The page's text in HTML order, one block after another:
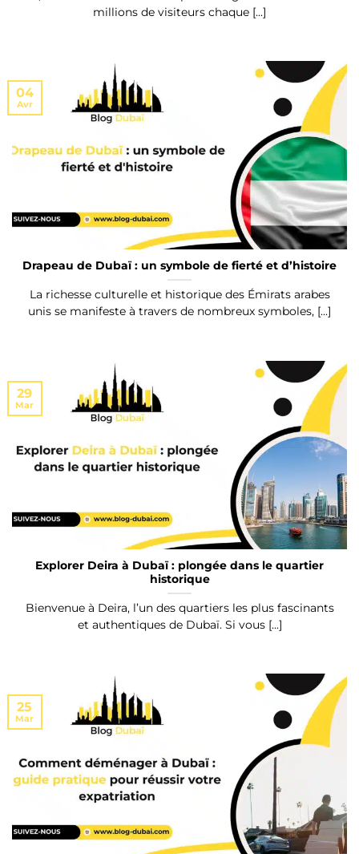
millions de visiteurs chaque [...]
Drapeau de Dubaï : un symbole de fierté et d’histoire
La richesse culturelle et historique des Émirats arabes
unis se manifeste à travers de nombreux symboles, [...]
04
Avr
Explorer Deira à Dubaï : plongée dans le quartier
historique
Bienvenue à Deira, l’un des quartiers les plus fascinants
et authentiques de Dubaï. Si vous [...]
29
Mar
25
Mar